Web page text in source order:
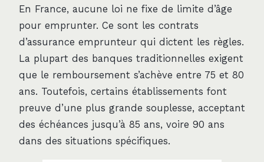
En France, aucune loi ne fixe de limite d’âge
pour emprunter. Ce sont les contrats
d’assurance emprunteur qui dictent les règles.
La plupart des banques traditionnelles exigent
que le remboursement s’achève entre 75 et 80
ans. Toutefois, certains établissements font
preuve d’une plus grande souplesse, acceptant
des échéances jusqu’à 85 ans, voire 90 ans
dans des situations spécifiques.